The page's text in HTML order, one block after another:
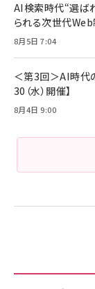
AI検索時代“選ば
られる次世代Web
8月5日 7:04
＜第3回＞AI時代
30（水）開催】
8月4日 9:00